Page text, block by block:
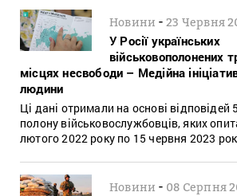
Новини -23 Червня
У Росії українських
військовополонених
місцях несвободи – Медійна
людини
Ці дані отримали на основі відповідей
полону військовослужбовців, яких
лютого 2022 року по 15 червня 2023
Новини - 08 Серпня